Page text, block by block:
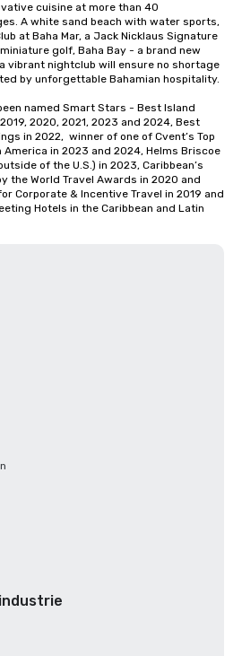
cuisine at more than 40
A white sand beach with water sports,
at Baha Mar, a Jack Nicklaus Signature
golf, Baha Bay - a brand new
vibrant nightclub will ensure no shortage
by unforgettable Bahamian hospitality.
named Smart Stars - Best Island
2020, 2021, 2023 and 2024, Best
in 2022,  winner of one of Cvent’s Top
in 2023 and 2024, Helms Briscoe
of the U.S.) in 2023, Caribbean’s
the World Travel Awards in 2020 and
Corporate & Incentive Travel in 2019 and
Hotels in the Caribbean and Latin